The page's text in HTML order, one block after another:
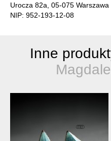
Urocza 82a, 05-075 Warszawa
NIP: 952-193-12-08
Inne